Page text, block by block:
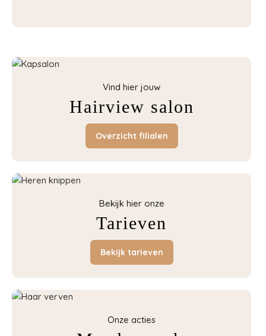
Vind hier jouw
Hairview salon
Overzicht filialen
Bekijk hier onze
Tarieven
Bekijk tarieven
Onze acties